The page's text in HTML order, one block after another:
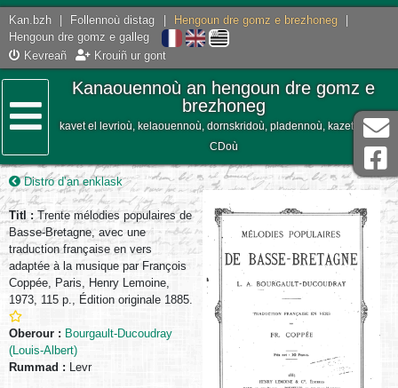
Kan.bzh Follennoù distag Hengoun dre gomz e brezhoneg
Hengoun dre gomz e galleg
Kevreañ
Krouiñ ur gont
Lañser
Kanaouennoù an hengoun dre gomz e
brezhoneg
kavet el levrioù, kelaouennoù, dornskridoù, pladennoù, kazetennoù,
CDoù
Distro d’an enklask
Titl :Trente mélodies populaires de
Basse-Bretagne, avec une
traduction française en vers
adaptée à la musique par François
Coppée, Paris, Henry Lemoine,
1973, 115 p., Édition originale 1885.
Oberour : Bourgault-Ducoudray
(Louis-Albert)
Rummad : Levr